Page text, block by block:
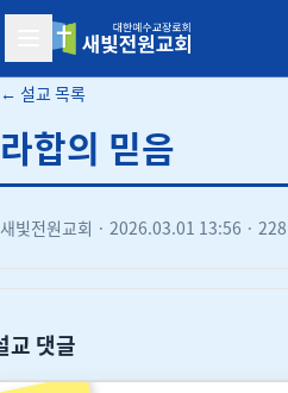
새빛전원교회
← 설교 목록
라합의 믿음
새빛전원교회 · 2026.03.01 13:56 ·
교 댓글